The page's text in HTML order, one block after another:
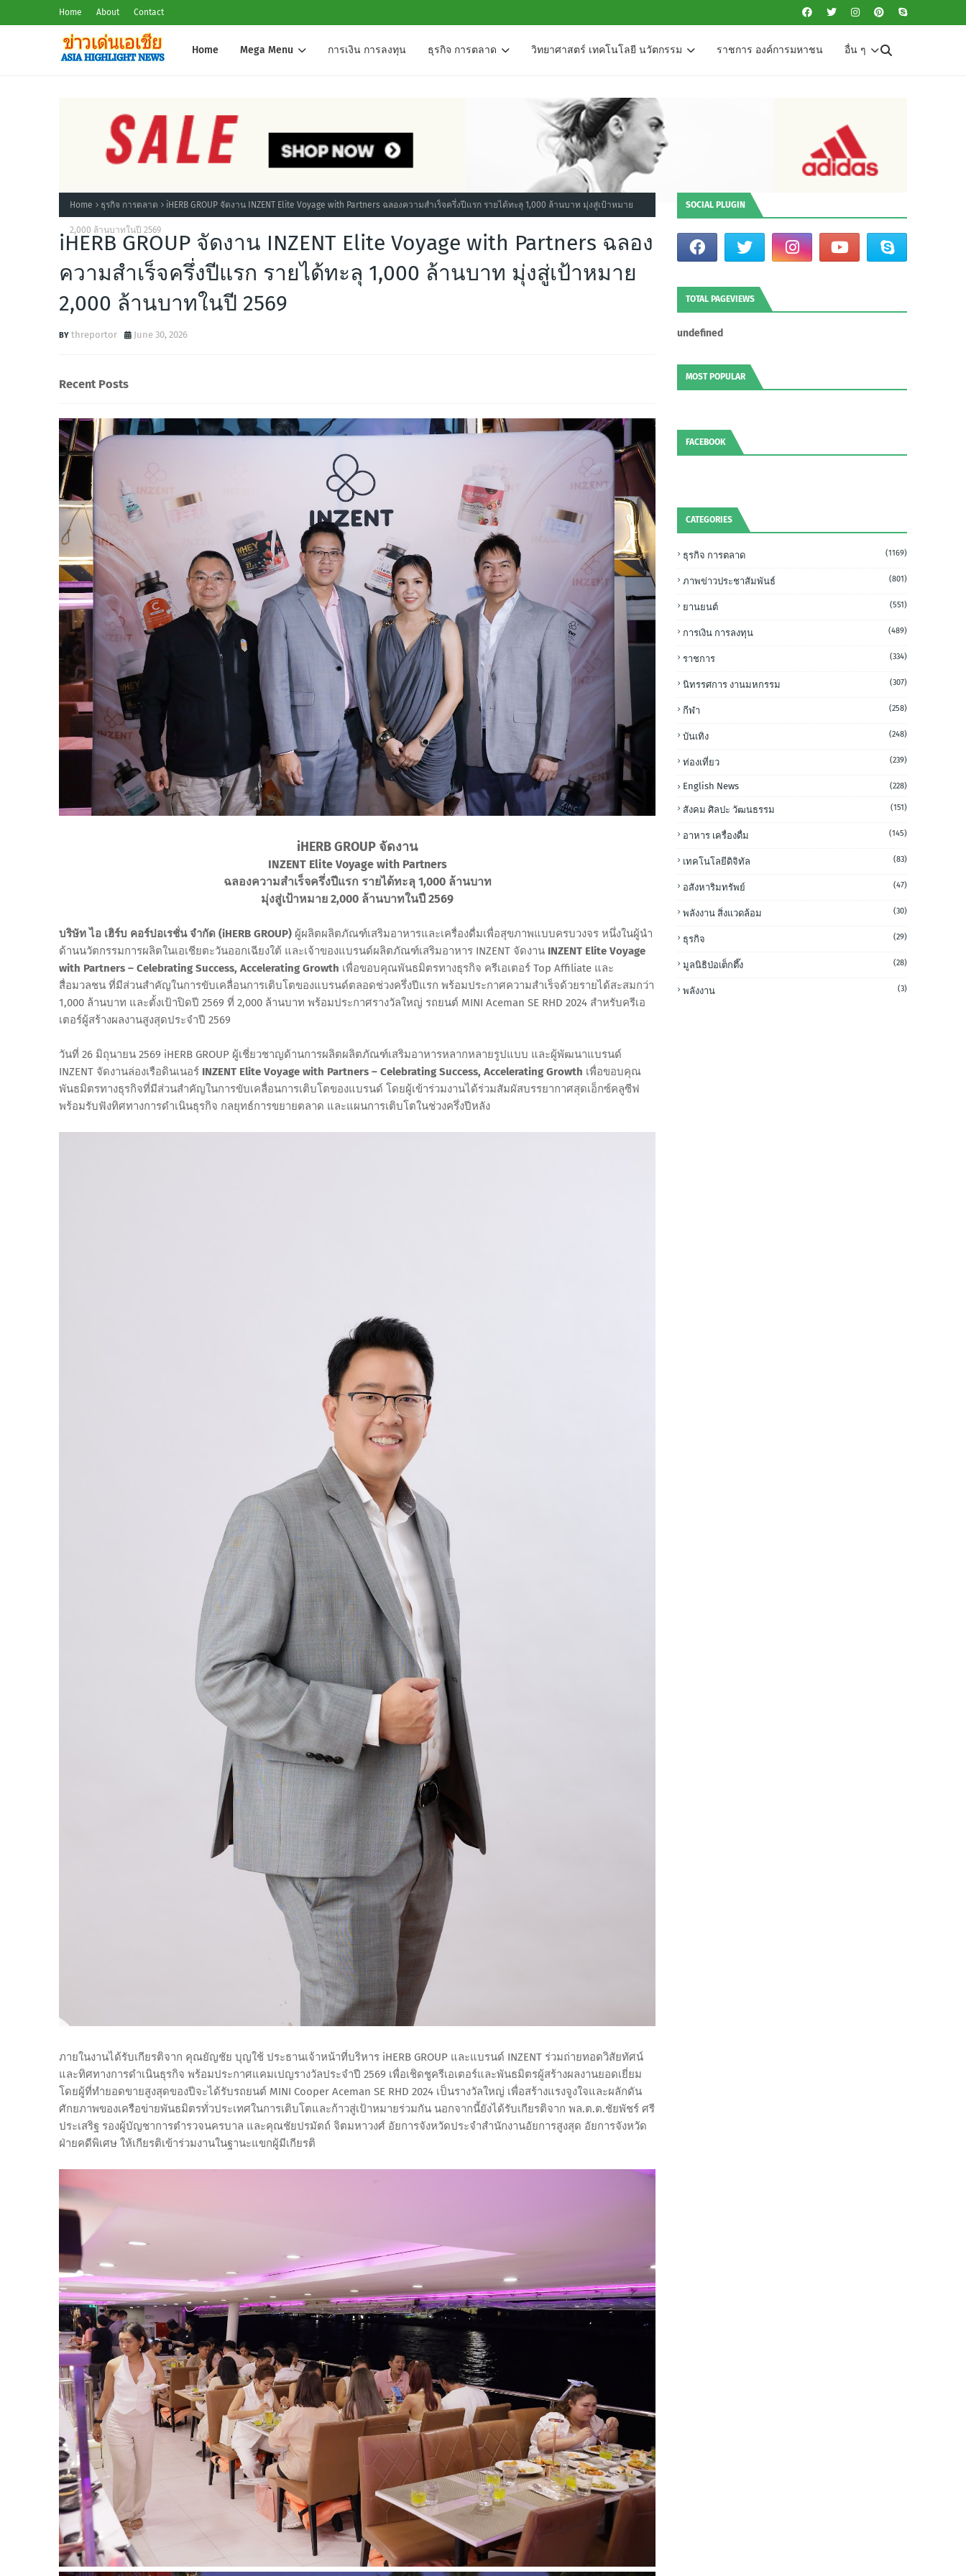
Home About Contact
Home Mega Menu การเงิน การลงทุน ธุรกิจ การตลาด วิทยาศาสตร์ เทคโนโลยี นวัตกรรม ราชการ องค์การมหาชน อื่น ๆ
Home ธุรกิจ การตลาด iHERB GROUP จัดงาน INZENT Elite Voyage with Partners ฉลองความสำเร็จครึ่งปีแรก รายได้ทะลุ 1,000 ล้านบาท มุ่งสู่เป้าหมาย
2,000 ล้านบาทในปี 2569
iHERB GROUP จัดงาน INZENT Elite Voyage with Partners ฉลอง
ความสำเร็จครึ่งปีแรก รายได้ทะลุ 1,000 ล้านบาท มุ่งสู่เป้าหมาย
2,000 ล้านบาทในปี 2569
threportor June 30, 2026
Recent Posts
iHERB GROUP จัดงาน
INZENT Elite Voyage with Partners
ฉลองความสำเร็จครึ่งปีแรก รายได้ทะลุ 1,000 ล้านบาท
มุ่งสู่เป้าหมาย 2,000 ล้านบาทในปี 2569
บริษัท ไอ เฮิร์บ คอร์ปอเรชั่น จำกัด (iHERB GROUP) ผู้ผลิตผลิตภัณฑ์เสริมอาหารและเครื่องดื่มเพื่อสุขภาพแบบครบวงจร หนึ่งในผู้นำ
ด้านนวัตกรรมการผลิตในเอเชียตะวันออกเฉียงใต้ และเจ้าของแบรนด์ผลิตภัณฑ์เสริมอาหาร INZENT จัดงาน INZENT Elite Voyage
with Partners – Celebrating Success, Accelerating Growth เพื่อขอบคุณพันธมิตรทางธุรกิจ ครีเอเตอร์ Top Affiliate และ
สื่อมวลชน ที่มีส่วนสำคัญในการขับเคลื่อนการเติบโตของแบรนด์ตลอดช่วงครึ่งปีแรก พร้อมประกาศความสำเร็จด้วยรายได้สะสมกว่า
1,000 ล้านบาท และตั้งเป้าปิดปี 2569 ที่ 2,000 ล้านบาท พร้อมประกาศรางวัลใหญ่ รถยนต์ MINI Aceman SE RHD 2024 สำหรับครีเอ
เตอร์ผู้สร้างผลงานสูงสุดประจำปี 2569
วันที่ 26 มิถุนายน 2569 iHERB GROUP ผู้เชี่ยวชาญด้านการผลิตผลิตภัณฑ์เสริมอาหารหลากหลายรูปแบบ และผู้พัฒนาแบรนด์
INZENT จัดงานล่องเรือดินเนอร์ INZENT Elite Voyage with Partners – Celebrating Success, Accelerating Growth เพื่อขอบคุณ
พันธมิตรทางธุรกิจที่มีส่วนสำคัญในการขับเคลื่อนการเติบโตของแบรนด์ โดยผู้เข้าร่วมงานได้ร่วมสัมผัสบรรยากาศสุดเอ็กซ์คลูซีฟ
พร้อมรับฟังทิศทางการดำเนินธุรกิจ กลยุทธ์การขยายตลาด และแผนการเติบโตในช่วงครึ่งปีหลัง
ภายในงานได้รับเกียรติจาก คุณยัญชัย บุญใช้ ประธานเจ้าหน้าที่บริหาร iHERB GROUP และแบรนด์ INZENT ร่วมถ่ายทอดวิสัยทัศน์
และทิศทางการดำเนินธุรกิจ พร้อมประกาศแคมเปญรางวัลประจำปี 2569 เพื่อเชิดชูครีเอเตอร์และพันธมิตรผู้สร้างผลงานยอดเยี่ยม
โดยผู้ที่ทำยอดขายสูงสุดของปีจะได้รับรถยนต์ MINI Cooper Aceman SE RHD 2024 เป็นรางวัลใหญ่ เพื่อสร้างแรงจูงใจและผลักดัน
ศักยภาพของเครือข่ายพันธมิตรทั่วประเทศในการเติบโตและก้าวสู่เป้าหมายร่วมกัน นอกจากนี้ยังได้รับเกียรติจาก พล.ต.ต.ชัยพัชร์ ศรี
ประเสริฐ รองผู้บัญชาการตำรวจนครบาล และคุณชัยปรมัตถ์ จิตมหาวงศ์ อัยการจังหวัดประจำสำนักงานอัยการสูงสุด อัยการจังหวัด
ฝ่ายคดีพิเศษ ให้เกียรติเข้าร่วมงานในฐานะแขกผู้มีเกียรติ
SOCIAL PLUGIN
TOTAL PAGEVIEWS
undefned
MOST POPULAR
FACEBOOK
CATEGORIES
ธุรกิจ การตลาด (1169)
ภาพข่าวประชาสัมพันธ์ (801)
ยานยนต์ (551)
การเงิน การลงทุน (489)
ราชการ (334)
นิทรรศการ งานมหกรรม (307)
กีฬา (258)
บันเทิง (248)
ท่องเที่ยว (239)
English News (228)
สังคม ศิลปะ วัฒนธรรม (151)
อาหาร เครื่องดื่ม (145)
เทคโนโลยีดิจิทัล (83)
อสังหาริมทรัพย์ (47)
พลังงาน สิ่งแวดล้อม (30)
ธุรกิจ (29)
มูลนิธิป่อเต็กตึ๊ง (28)
พลังงาน (3)